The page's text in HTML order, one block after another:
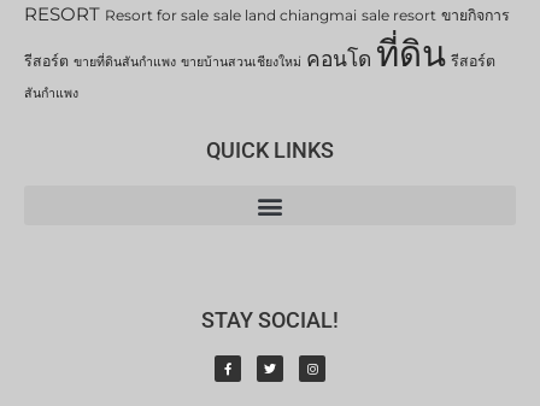
RESORT Resort for sale sale land chiangmai sale resort ขายกิจการ
รีสอร์ต ขายที่ดินสันกำแพง ขายบ้านสวนเชียงใหม่ คอนโด ที่ดิน รีสอร์ต
สันกำแพง
QUICK LINKS
STAY SOCIAL!